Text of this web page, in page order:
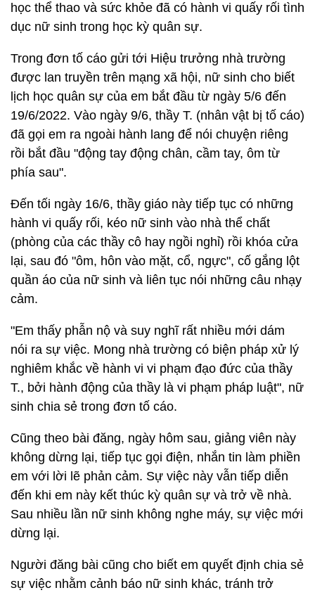
học thể thao và sức khỏe đã có hành vi quấy rối tình
dục nữ sinh trong học kỳ quân sự.
Trong đơn tố cáo gửi tới Hiệu trưởng nhà trường
được lan truyền trên mạng xã hội, nữ sinh cho biết
lịch học quân sự của em bắt đầu từ ngày 5/6 đến
19/6/2022. Vào ngày 9/6, thầy T. (nhân vật bị tố cáo)
đã gọi em ra ngoài hành lang để nói chuyện riêng
rồi bắt đầu "động tay động chân, cầm tay, ôm từ
phía sau".
Đến tối ngày 16/6, thầy giáo này tiếp tục có những
hành vi quấy rối, kéo nữ sinh vào nhà thể chất
(phòng của các thầy cô hay ngồi nghỉ) rồi khóa cửa
lại, sau đó "ôm, hôn vào mặt, cổ, ngực", cố gắng lột
quần áo của nữ sinh và liên tục nói những câu nhạy
cảm.
"Em thấy phẫn nộ và suy nghĩ rất nhiều mới dám
nói ra sự việc. Mong nhà trường có biện pháp xử lý
nghiêm khắc về hành vi vi phạm đạo đức của thầy
T., bởi hành động của thầy là vi phạm pháp luật", nữ
sinh chia sẻ trong đơn tố cáo.
Cũng theo bài đăng, ngày hôm sau, giảng viên này
không dừng lại, tiếp tục gọi điện, nhắn tin làm phiền
em với lời lẽ phản cảm. Sự việc này vẫn tiếp diễn
đến khi em này kết thúc kỳ quân sự và trở về nhà.
Sau nhiều lần nữ sinh không nghe máy, sự việc mới
dừng lại.
Người đăng bài cũng cho biết em quyết định chia sẻ
sự việc nhằm cảnh báo nữ sinh khác, tránh trở